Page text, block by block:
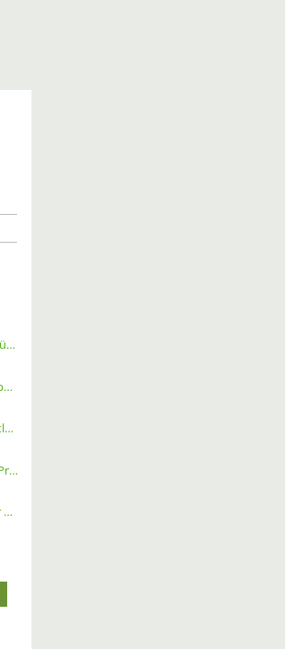
Homeoffice Nebenjob für Datenerfassung & Terminmanagement – 100 % Remote als Freelancer m/w/d
Telefonischer Vertriebspartner
Testleserinnen und Testleser für neues Buch gesucht
Meta Ads / Google Ads Profi (m/w/d)
📚 Testleser (m/w/d) für Bücher gesucht – langfristige Zusammenarbeit